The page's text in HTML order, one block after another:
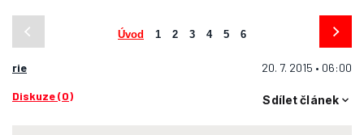
Úvod 1 2 3 4 5 6
rie 20. 7. 2015 • 06:00
Diskuze (0) Sdílet článek